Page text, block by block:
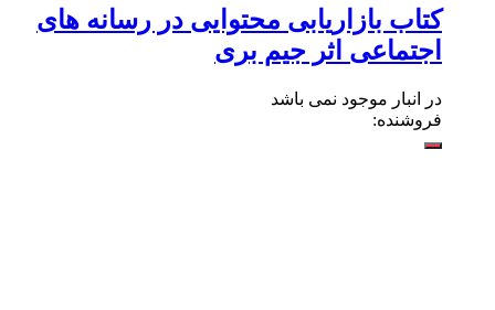
کتاب بازاریابی محتوایی در رسانه های
اجتماعی اثر جیم بری
در انبار موجود نمی باشد
فروشنده: